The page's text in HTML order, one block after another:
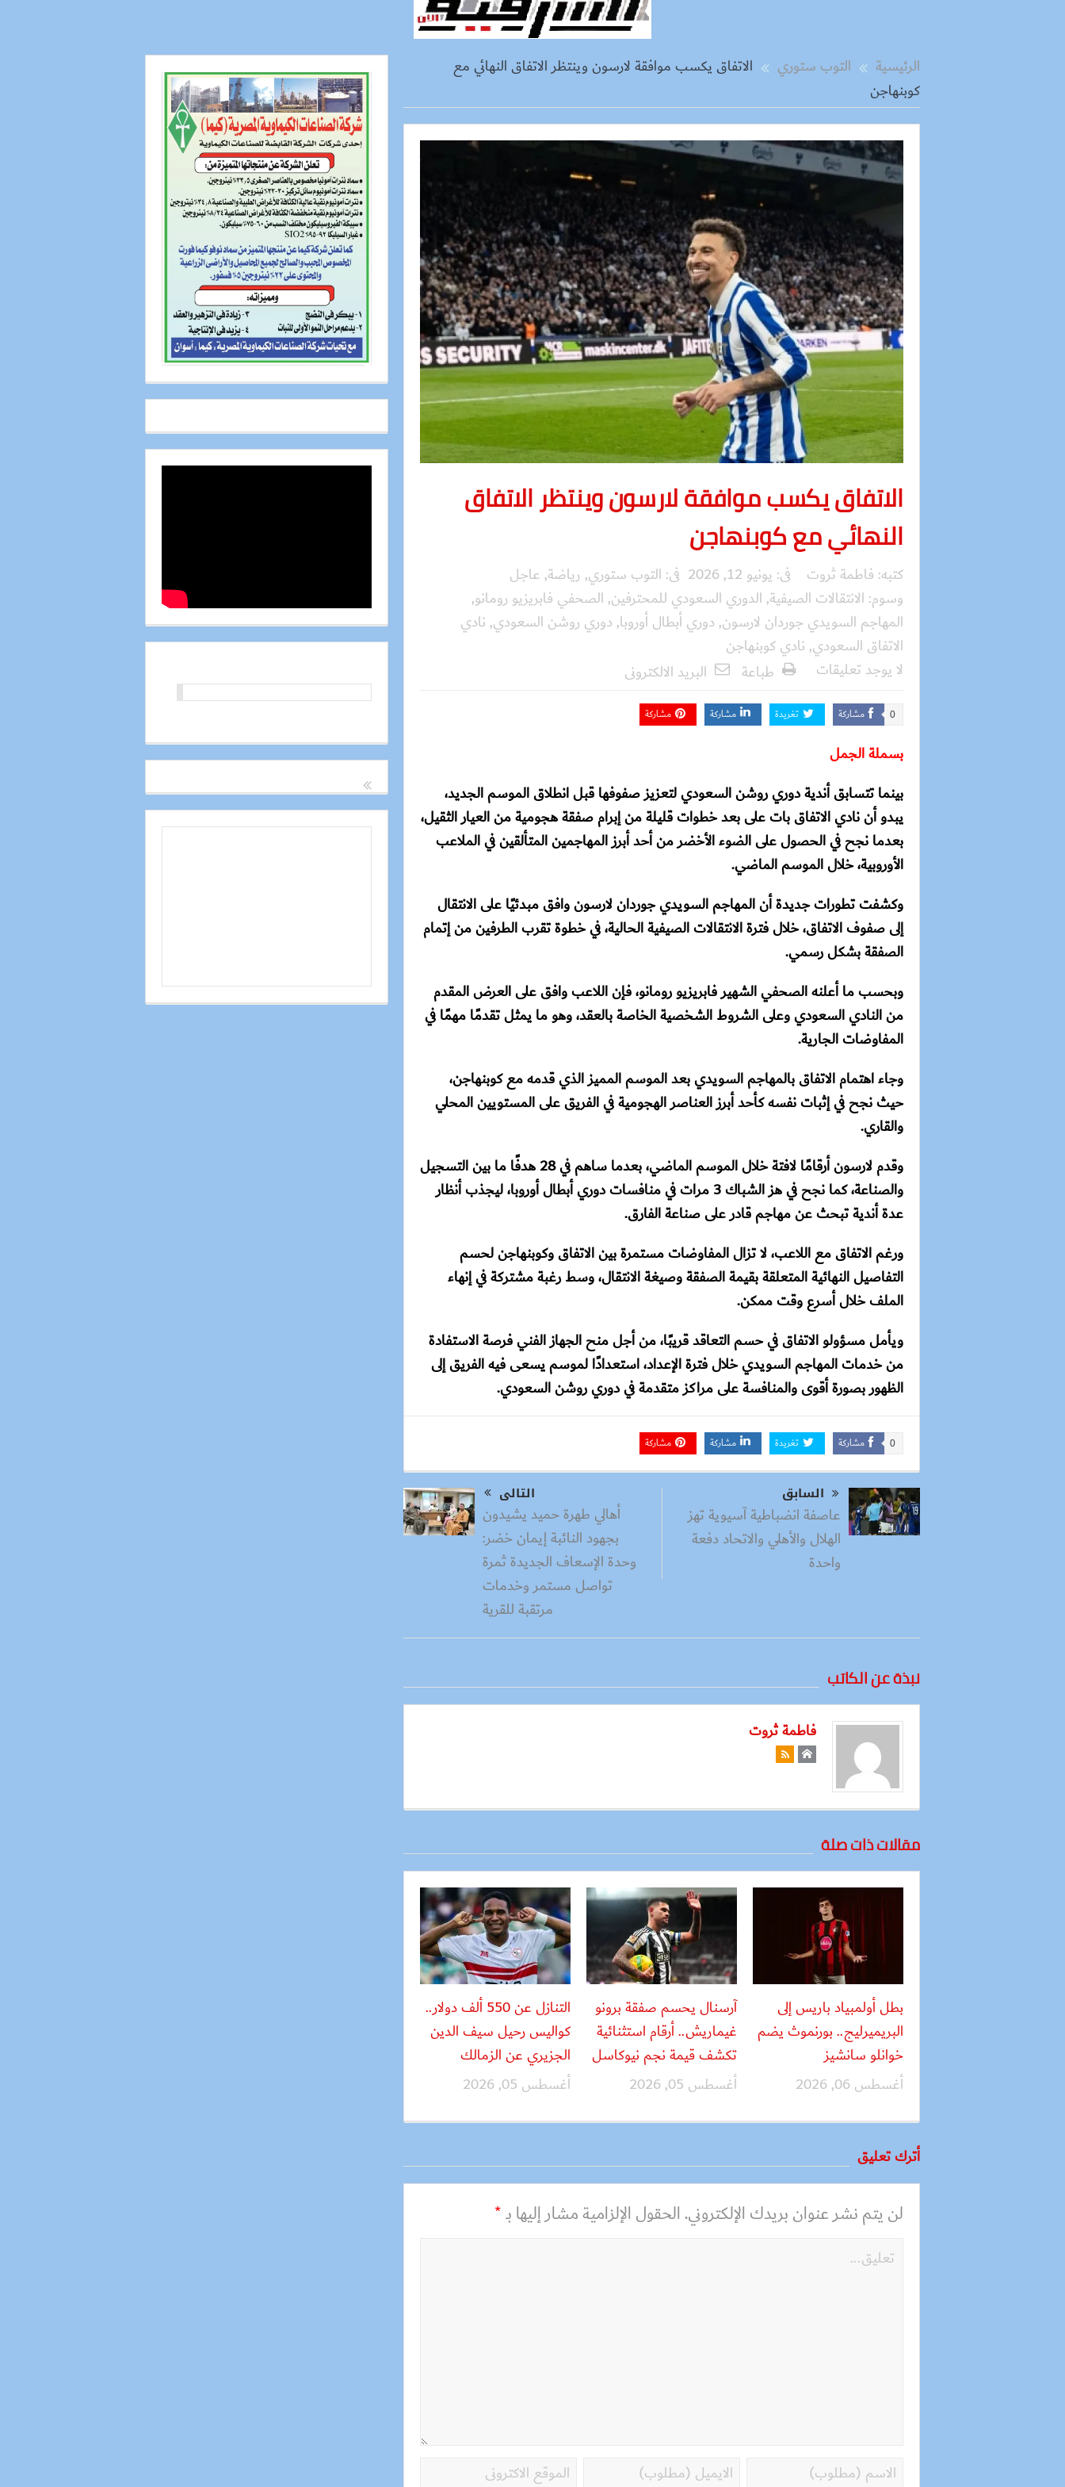
الرئيسية التوب ستوري
الاتفاق يكسب موافقة لارسون وينتظر الاتفاق النهائي مع
كوبنهاجن
الاتفاق يكسب موافقة لارسون وينتظر الاتفاق
النهائي مع كوبنهاجن
كتبه: فاطمة ثروت فى: يونيو 12, 2026 فى: التوب ستوري, رياضة, عاجل
وسوم: الانتقالات الصيفية, الدوري السعودي للمحترفين, الصحفي فابريزيو رومانو,
المهاجم السويدي جوردان لارسون, دوري أبطال أوروبا, دوري روشن السعودي, نادي
الاتفاق السعودي, نادي كوبنهاجن
لا يوجد تعليقات
طباعة البريد الالكترونى
مشاركة 0 تغريدة مشاركة مشاركة
بسملة الجمل
بينما تتسابق أندية دوري روشن السعودي لتعزيز صفوفها قبل انطلاق الموسم الجديد،
يبدو أن نادي الاتفاق بات على بعد خطوات قليلة من إبرام صفقة هجومية من العيار الثقيل،
بعدما نجح في الحصول على الضوء الأخضر من أحد أبرز المهاجمين المتألقين في الملاعب
الأوروبية، خلال الموسم الماضي.
وكشفت تطورات جديدة أن المهاجم السويدي جوردان لارسون وافق مبدئيًا على الانتقال
إلى صفوف الاتفاق، خلال فترة الانتقالات الصيفية الحالية، في خطوة تقرب الطرفين من إتمام
الصفقة بشكل رسمي.
وبحسب ما أعلنه الصحفي الشهير فابريزيو رومانو، فإن اللاعب وافق على العرض المقدم
من النادي السعودي وعلى الشروط الشخصية الخاصة بالعقد، وهو ما يمثل تقدمًا مهمًا في
المفاوضات الجارية.
وجاء اهتمام الاتفاق بالمهاجم السويدي بعد الموسم المميز الذي قدمه مع كوبنهاجن،
حيث نجح في إثبات نفسه كأحد أبرز العناصر الهجومية في الفريق على المستويين المحلي
والقاري.
وقدم لارسون أرقامًا لافتة خلال الموسم الماضي، بعدما ساهم في 28 هدفًا ما بين التسجيل
والصناعة، كما نجح في هز الشباك 3 مرات في منافسات دوري أبطال أوروبا، ليجذب أنظار
عدة أندية تبحث عن مهاجم قادر على صناعة الفارق.
ورغم الاتفاق مع اللاعب، لا تزال المفاوضات مستمرة بين الاتفاق وكوبنهاجن لحسم
التفاصيل النهائية المتعلقة بقيمة الصفقة وصيغة الانتقال، وسط رغبة مشتركة في إنهاء
الملف خلال أسرع وقت ممكن.
ويأمل مسؤولو الاتفاق في حسم التعاقد قريبًا، من أجل منح الجهاز الفني فرصة الاستفادة
من خدمات المهاجم السويدي خلال فترة الإعداد، استعدادًا لموسم يسعى فيه الفريق إلى
الظهور بصورة أقوى والمنافسة على مراكز متقدمة في دوري روشن السعودي.
مشاركة 0 تغريدة مشاركة مشاركة
السابق
عاصفة انضباطية آسيوية تهز
الهلال والأهلي والاتحاد دفعة
واحدة
التالى
أهالي طهرة حميد يشيدون
بجهود النائبة إيمان خضر:
وحدة الإسعاف الجديدة ثمرة
تواصل مستمر وخدمات
مرتقبة للقرية
نبذة عن الكاتب
فاطمة ثروت
مقالات ذات صلة
بطل أولمبياد باريس إلى
البريميرليج.. بورنموث يضم
خوانلو سانشيز
أغسطس 06, 2026
آرسنال يحسم صفقة برونو
غيماريش.. أرقام استثنائية
تكشف قيمة نجم نيوكاسل
أغسطس 05, 2026
التنازل عن 550 ألف دولار..
كواليس رحيل سيف الدين
الجزيري عن الزمالك
أغسطس 05, 2026
أترك تعليق
لن يتم نشر عنوان بريدك الإلكتروني.الحقول الإلزامية مشار إليها بـ*